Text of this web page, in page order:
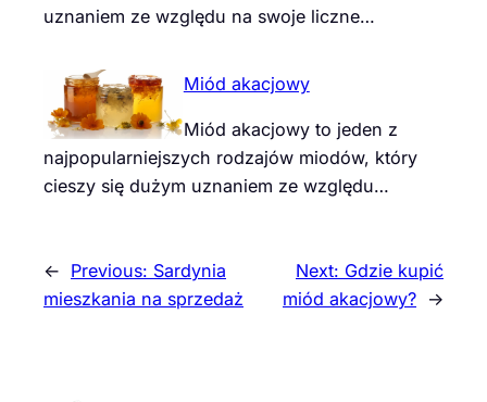
uznaniem ze względu na swoje liczne…
Miód akacjowy
Miód akacjowy to jeden z
najpopularniejszych rodzajów miodów, który
cieszy się dużym uznaniem ze względu…
← Previous: Sardynia
mieszkania na sprzedaż
Next: Gdzie kupić
miód akacjowy? →